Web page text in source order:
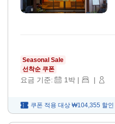
Seasonal Sale
선착순 쿠폰
요금 기준: 1박 | |
쿠폰 적용 대상 ₩104,355 할인